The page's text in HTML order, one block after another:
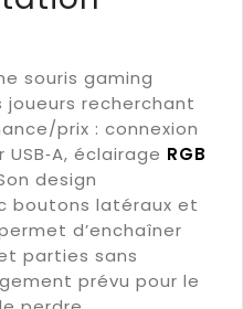
souris gaming
joueurs recherchant
prix : connexion
éclairage RGB
design
boutons latéraux et
d’enchaîner
parties sans
prévu pour le